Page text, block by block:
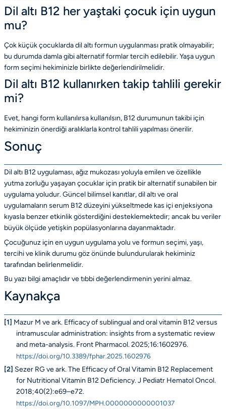
Dil altı B12 her yaştaki çocuk için uygun
mu?
Çok küçük çocuklarda dil altı formun uygulanması pratik olmayabilir;
bu durumda damla gibi alternatif formlar tercih edilebilir. Yaşa uygun
form seçimi hekiminizle birlikte değerlendirilmelidir.
Dil altı B12 kullanırken takip tahlili gerekir
mi?
Evet, hangi form kullanılırsa kullanılsın, B12 durumunun takibi için
hekiminizin önerdiği aralıklarla kontrol tahlili yapılması önerilir.
Sonuç
Dil altı B12 uygulaması, ağız mukozası yoluyla emilen ve özellikle
yutma zorluğu yaşayan çocuklar için pratik bir alternatif sunabilen bir
uygulama yoludur. Güncel bilimsel kanıtlar, dil altı ve oral
uygulamaların serum B12 düzeyini yükseltmede kas içi enjeksiyona
kıyasla benzer etkinlik gösterdiğini desteklemektedir; ancak bu veriler
büyük ölçüde yetişkin popülasyonlarına dayanmaktadır.
Çocuğunuz için en uygun uygulama yolu ve formun seçimi, yaşı,
tercihi ve klinik durumu göz önünde bulundurularak hekiminiz
tarafından belirlenmelidir.
Bu yazı bilgi amaçlıdır ve tıbbi değerlendirmenin yerini almaz.
Kaynakça
[1] Mazur M ve ark. Efficacy of sublingual and oral vitamin B12 versus
intramuscular administration: insights from a systematic review
and meta-analysis. Front Pharmacol. 2025;16:1602976.
https://doi.org/10.3389/fphar.2025.1602976
[2] Sezer RG ve ark. The Efficacy of Oral Vitamin B12 Replacement
for Nutritional Vitamin B12 Deficiency. J Pediatr Hematol Oncol.
2018;40(2):e69–e72.
https://doi.org/10.1097/MPH.0000000000001037